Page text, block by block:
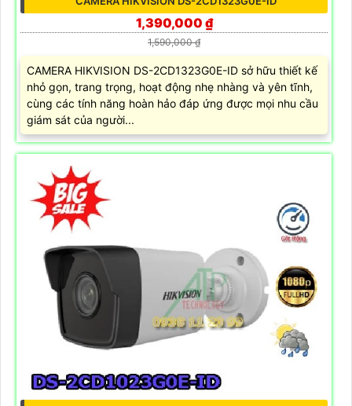
1,390,000 ₫
1,590,000 ₫
CAMERA HIKVISION DS-2CD1323G0E-ID sở hữu thiết kế
nhỏ gọn, trang trọng, hoạt động nhẹ nhàng và yên tĩnh,
cùng các tính năng hoàn hảo đáp ứng được mọi nhu cầu
giám sát của người...